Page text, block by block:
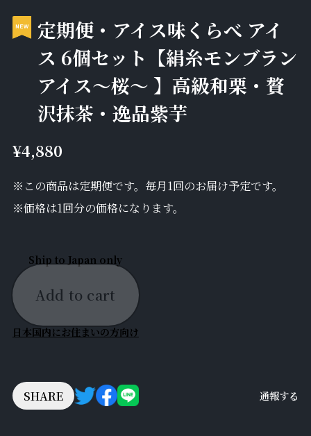
定期便・アイス味くらべ アイ
ス 6個セット【絹糸モンブラン
アイス〜桜〜 】高級和栗・贅
沢抹茶・逸品紫芋
¥4,880
※この商品は定期便です。毎月1回のお届け予定です。
※価格は1回分の価格になります。
Ship to Japan only
Add to cart
日本国内にお住まいの方向け
SHARE 通報する